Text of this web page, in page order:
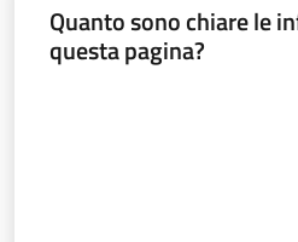
Quanto sono chiare le
questa pagina?